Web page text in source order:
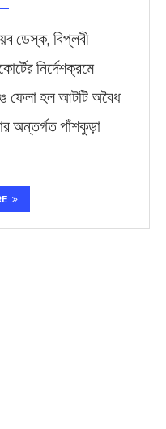
বিপ্লবী
নির্দেশক্রমে
ফেলা হল আটটি অবৈধ
অন্তর্গত পাঁশকুড়া